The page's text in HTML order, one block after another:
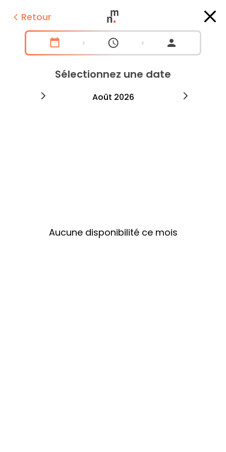
Retour
Sélectionnez une date
août 2026
Aucune disponibilité ce mois